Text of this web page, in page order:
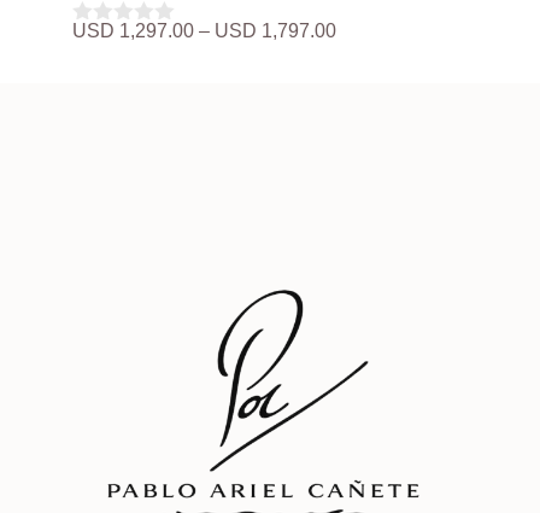
hasta
0
USD 1,297.00 – USD 1,797.00Rango